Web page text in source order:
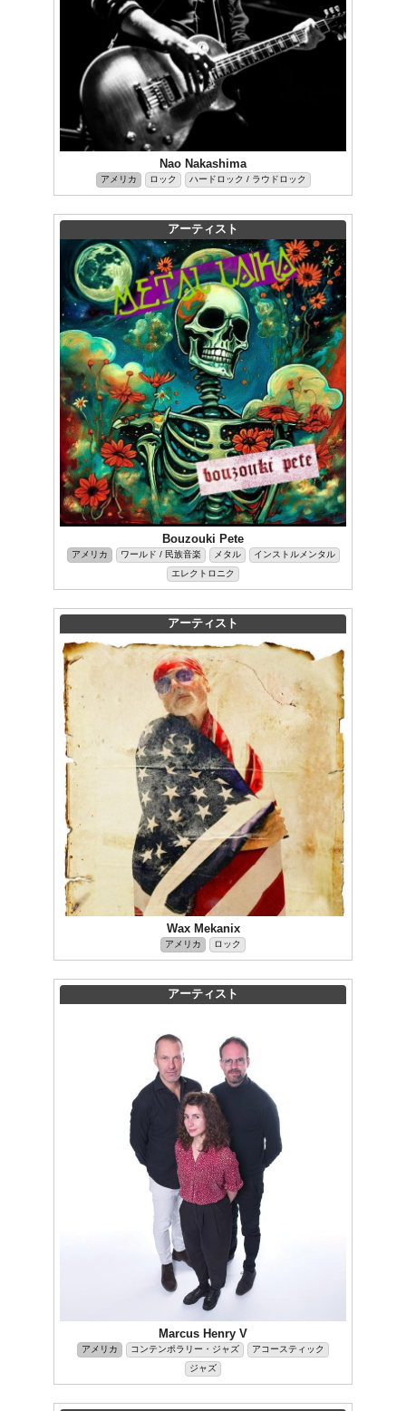
Nao Nakashima
アメリカ ロック ハードロック / ラウドロック
アーティスト
Bouzouki Pete
アメリカ ワールド / 民族音楽 メタル
インストルメンタル
エレクトロニク
アーティスト
Wax Mekanix
アメリカ ロック
アーティスト
Marcus Henry V
アメリカ コンテンポラリー・ジャズ
アコースティック
ジャズ